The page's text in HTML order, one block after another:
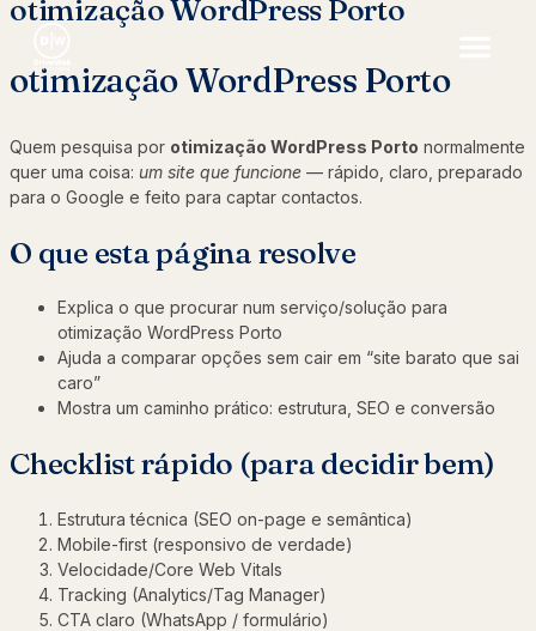
otimização WordPress Porto
otimização WordPress Porto
Quem pesquisa por otimização WordPress Porto normalmente
quer uma coisa: um site que funcione — rápido, claro, preparado
para o Google e feito para captar contactos.
O que esta página resolve
Explica o que procurar num serviço/solução para
otimização WordPress Porto
Ajuda a comparar opções sem cair em “site barato que sai
caro”
Mostra um caminho prático: estrutura, SEO e conversão
Checklist rápido (para decidir bem)
Estrutura técnica (SEO on-page e semântica)
Mobile-first (responsivo de verdade)
Velocidade/Core Web Vitals
Tracking (Analytics/Tag Manager)
CTA claro (WhatsApp / formulário)